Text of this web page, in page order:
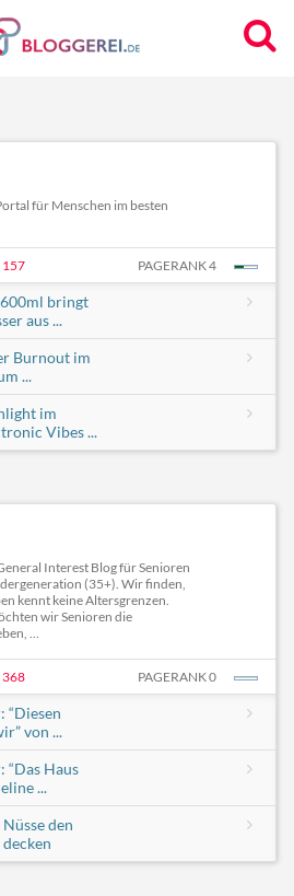
für Menschen im besten
157 PAGERANK 4
600ml bringt
aus ...
Burnout im
...
im
Vibes ...
Interest Blog für Senioren
(35+). Wir finden,
kennt keine Altersgrenzen.
wir Senioren die
...
368 PAGERANK 0
“Diesen
von ...
Haus
...
den